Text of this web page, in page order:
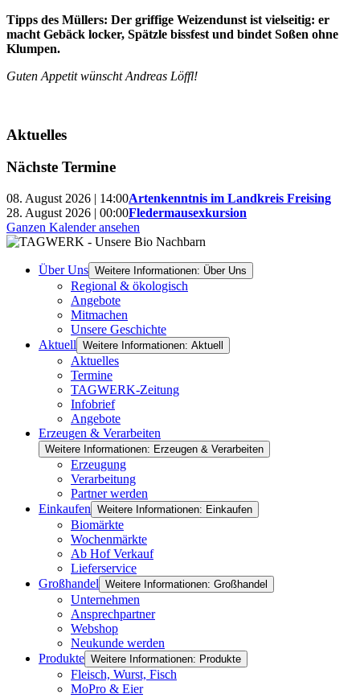
Tipps des Müllers: Der griffige Weizendunst ist vielseitig: er
macht Gebäck locker, Spätzle bissfest und bindet Soßen ohne
Klumpen.
Guten Appetit wünscht Andreas Löffl!
Aktuelles
Nächste Termine
08. August 2026 | 14:00Artenkenntnis im Landkreis Freising
28. August 2026 | 00:00Fledermausexkursion
Ganzen Kalender ansehen
Über Uns Weitere Informationen: Über Uns
Regional & ökologisch
Angebote
Mitmachen
Unsere Geschichte
Aktuell Weitere Informationen: Aktuell
Aktuelles
Termine
TAGWERK-Zeitung
Infobrief
Angebote
Erzeugen & Verarbeiten
Weitere Informationen: Erzeugen & Verarbeiten
Erzeugung
Verarbeitung
Partner werden
Einkaufen Weitere Informationen: Einkaufen
Biomärkte
Wochenmärkte
Ab Hof Verkauf
Lieferservice
Großhandel Weitere Informationen: Großhandel
Unternehmen
Ansprechpartner
Webshop
Neukunde werden
Produkte Weitere Informationen: Produkte
Fleisch, Wurst, Fisch
MoPro & Eier